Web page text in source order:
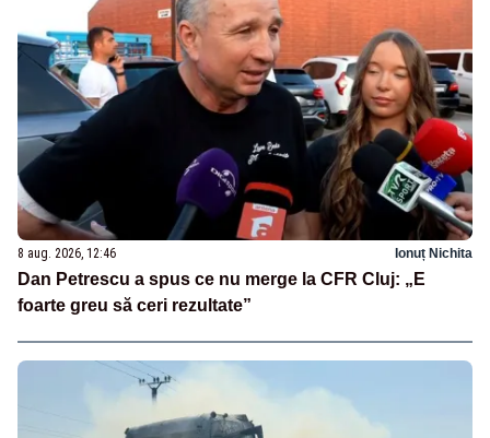
8 aug. 2026, 12:46 Ionuț Nichita
Dan Petrescu a spus ce nu merge la CFR Cluj: „E
foarte greu să ceri rezultate”